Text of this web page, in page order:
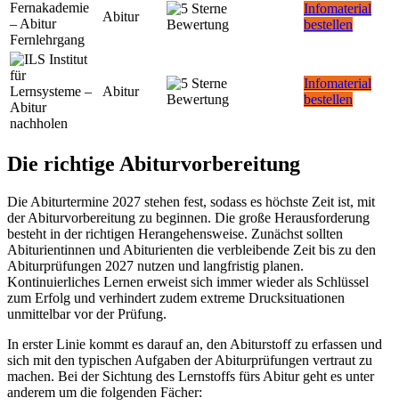
Abitur
Infomaterial
bestellen
Abitur
Infomaterial
bestellen
Die richtige Abiturvorbereitung
Die Abiturtermine 2027 stehen fest, sodass es höchste Zeit ist, mit
der Abiturvorbereitung zu beginnen. Die große Herausforderung
besteht in der richtigen Herangehensweise. Zunächst sollten
Abiturientinnen und Abiturienten die verbleibende Zeit bis zu den
Abiturprüfungen 2027 nutzen und langfristig planen.
Kontinuierliches Lernen erweist sich immer wieder als Schlüssel
zum Erfolg und verhindert zudem extreme Drucksituationen
unmittelbar vor der Prüfung.
In erster Linie kommt es darauf an, den Abiturstoff zu erfassen und
sich mit den typischen Aufgaben der Abiturprüfungen vertraut zu
machen. Bei der Sichtung des Lernstoffs fürs Abitur geht es unter
anderem um die folgenden Fächer: